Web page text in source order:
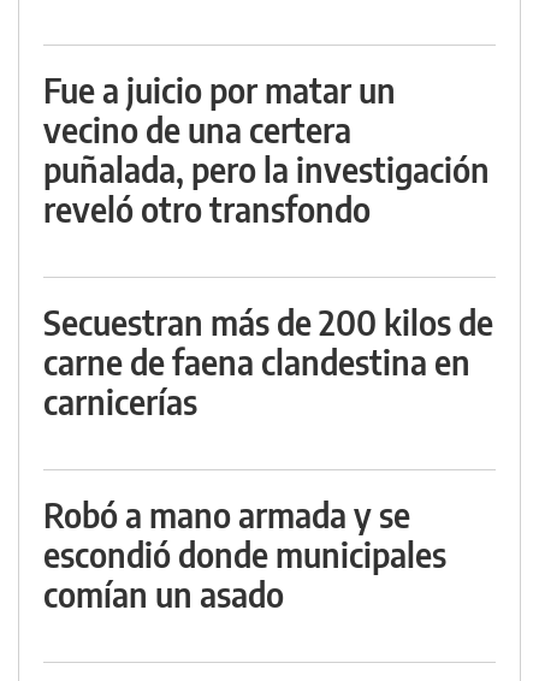
Fue a juicio por matar un
vecino de una certera
puñalada, pero la investigación
reveló otro transfondo
Secuestran más de 200 kilos de
carne de faena clandestina en
carnicerías
Robó a mano armada y se
escondió donde municipales
comían un asado